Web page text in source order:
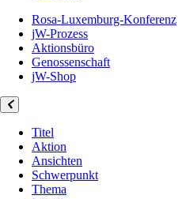
Rosa-Luxemburg-Konferenz
jW-Prozess
Aktionsbüro
Genossenschaft
jW-Shop
Titel
Aktion
Ansichten
Schwerpunkt
Thema